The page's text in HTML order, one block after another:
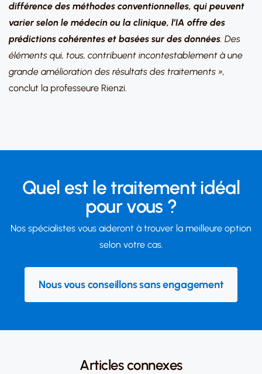
différence des méthodes conventionnelles, qui peuvent
varier selon le médecin ou la clinique, l’IA offre des
prédictions cohérentes et basées sur des données. Des
éléments qui, tous, contribuent incontestablement à une
grande amélioration des résultats des traitements »,
conclut la professeure Rienzi.
Quel est le traitement idéal
pour vous ?
Nos spécialistes vous aideront à trouver la meilleure option
selon votre cas.
Nous vous conseillons sans engagement
Articles connexes